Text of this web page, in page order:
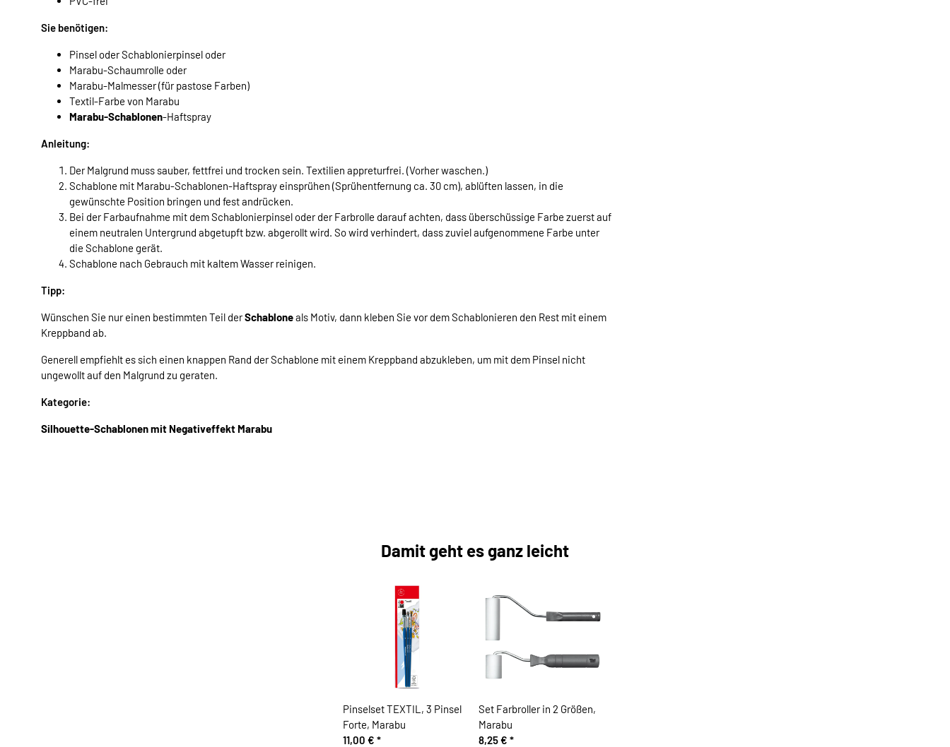
Sie benötigen:
Pinsel oder Schablonierpinsel oder
Marabu-Schaumrolle oder
Marabu-Malmesser (für pastose Farben)
Textil-Farbe von Marabu
Marabu-Schablonen-Haftspray
Anleitung:
Der Malgrund muss sauber, fettfrei und trocken sein. Textilien appreturfrei. (Vorher waschen.)
Schablone mit Marabu-Schablonen-Haftspray einsprühen (Sprühentfernung ca. 30 cm), ablüften lassen, in die
gewünschte Position bringen und fest andrücken.
Bei der Farbaufnahme mit dem Schablonierpinsel oder der Farbrolle darauf achten, dass überschüssige Farbe zuerst auf
einem neutralen Untergrund abgetupft bzw. abgerollt wird. So wird verhindert, dass zuviel aufgenommene Farbe unter
die Schablone gerät.
Schablone nach Gebrauch mit kaltem Wasser reinigen.
Tipp:
Wünschen Sie nur einen bestimmten Teil derSchabloneals Motiv, dann kleben Sie vor dem Schablonieren den Rest mit einem
Kreppband ab.
Generell empfiehlt es sich einen knappen Rand der Schablone mit einem Kreppband abzukleben, um mit dem Pinsel nicht
ungewollt auf den Malgrund zu geraten.
Kategorie:
Silhouette-Schablonen mit Negativeffekt Marabu
Damit geht es ganz leicht
Pinselset TEXTIL, 3 Pinsel
Forte, Marabu
11,00 € *
Set Farbroller in 2 Größen,
Marabu
8,25 € *